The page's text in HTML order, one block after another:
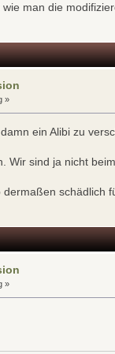
man die
»
ein Alibi zu
Wir sind ja nicht
schädlich
»